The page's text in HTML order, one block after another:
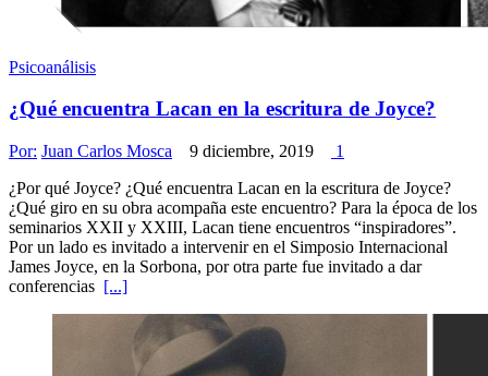
Psicoanálisis
¿Qué encuentra Lacan en la escritura de Joyce?
Por: Juan Carlos Mosca 9 diciembre, 2019
1
¿Por qué Joyce? ¿Qué encuentra Lacan en la escritura de Joyce?
¿Qué giro en su obra acompaña este encuentro? Para la época de los
seminarios XXII y XXIII, Lacan tiene encuentros “inspiradores”.
Por un lado es invitado a intervenir en el Simposio Internacional
James Joyce, en la Sorbona, por otra parte fue invitado a dar
conferencias [...]